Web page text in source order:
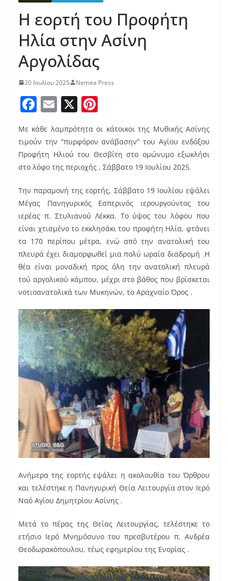
Η εορτή του Προφήτη
Ηλία στην Ασίνη
Αργολίδας
20 Ιουλίου 2025 Nemea Press
F
a
c
e
b
o
o
k
E
ai
l
X
nt
er
e
st
Με κάθε λαμπρότητα οι κάτοικοι της Μυθικής Ασίνης
τιμούν την “πυρφόρον ανάβασην” του Αγίου ενδόξου
Προφήτη Ηλιού του Θεσβίτη στο ομώνυμο εξωκλήσι
στο λόφο της περιοχής , Σάββατο 19 Ιουλίου 2025.
Την παραμονή της εορτής, Σάββατο 19 Ιουλίου εψάλει
Μέγας Πανηγυρικός Εσπερινός ιερουργούντος του
ιερέας π. Στυλιανού Λέκκα. Το ύψος του λόφου που
είναι χτισμένο το εκκλησάκι του προφήτη Ηλία, φτάνει
τα 170 περίπου μέτρα, ενώ από την ανατολική του
πλευρά έχει διαμορφωθεί μια πολύ ωραία διαδρομή .Η
θέα είναι μοναδική προς όλη την ανατολική πλευρά
τού αργολικού κάμπου, μέχρι στο βάθος που βρίσκεται
νοτιοανατολικά των Μυκηνών, το Αραχναίο Όρος .
Ανήμερα της εορτής εψάλει η ακολουθία του Όρθρου
και τελέστηκε η Πανηγυρική Θεία Λειτουργία στον Ιερό
Ναό Αγίου Δημητρίου Ασίνης .
Μετά το πέρας της Θείας Λειτουργίας, τελέστηκε το
ετήσιο Ιερό Μνημόσυνο του πρεσβυτέρου π. Ανδρέα
Θεοδωρακόπουλου, τέως εφημερίου της Ενορίας .